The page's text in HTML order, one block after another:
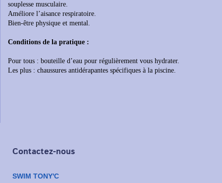
souplesse musculaire.
Améliore l’aisance respiratoire.
Bien-être physique et mental.
Conditions de la pratique :
Pour tous : bouteille d’eau pour régulièrement vous hydrater.
Les plus : chaussures antidérapantes spécifiques à la piscine.
Contactez-nous
SWIM TONY'C